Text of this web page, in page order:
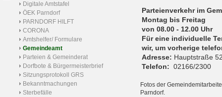
Digitale Amtstafel
ÖEK Parndorf
PARNDORF HILFT
CORONA
Amtshelfer/ Formulare
Gemeindeamt
Parteien & Gemeinderat
Dorfbote & Bürgermeisterbrief
Sitzungsprotokoll GRS
Bekanntmachungen
Sterbefälle
Parteienverkehr
Montag bis Freitag
von 08.00 - 12.00 Uhr
Für eine individuelle
wir, um vorherige
Adresse: Hauptstraße
Telefon: 02166/2300
Fotos der
Parndorf.